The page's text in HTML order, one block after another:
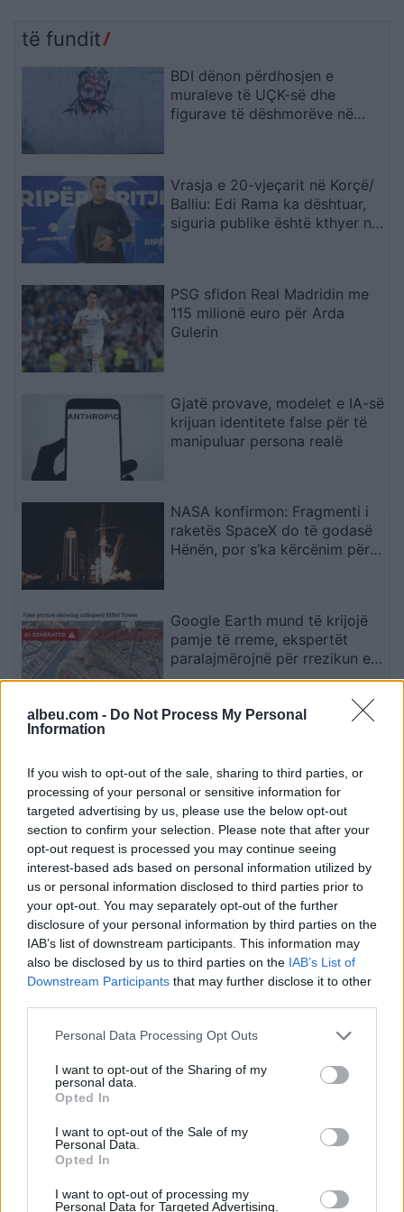
albeu.com - Do Not Process My Personal
Information
If you wish to opt-out of the sale, sharing to third parties, or
processing of your personal or sensitive information for
targeted advertising by us, please use the below opt-out
section to confirm your selection. Please note that after your
opt-out request is processed you may continue seeing
interest-based ads based on personal information utilized by
us or personal information disclosed to third parties prior to
your opt-out. You may separately opt-out of the further
disclosure of your personal information by third parties on the
IAB’s list of downstream participants. This information may
also be disclosed by us to third parties on the IAB’s List of
Downstream Participants that may further disclose it to other
Personal Data Processing Opt Outs
I want to opt-out of the Sharing of my
personal data.
Opted In
I want to opt-out of the Sale of my
Personal Data.
Opted In
I want to opt-out of processing my
Personal Data for Targeted Advertising.
të fundit
BDI dënon përdhosjen e
muraleve të UÇK-së dhe
figurave të dëshmorëve në
Vrasja e 20-vjeçarit në Korçë/
Balliu: Edi Rama ka dështuar,
siguria publike është kthyer në
PSG sfidon Real Madridin me
115 milionë euro për Arda
Gulerin
Gjatë provave, modelet e IA-së
krijuan identitete false për të
manipuluar persona realë
NASA konfirmon: Fragmenti i
raketës SpaceX do të godasë
Hënën, por s’ka kërcënim për
Google Earth mund të krijojë
pamje të rreme, ekspertët
paralajmërojnë për rrezikun e
dezinformimit
kërkojnë frenimin e zhvillimit të
IA-së
Esim for Global
Esim for USA | Esim for Italy Esim for Spain|Esim